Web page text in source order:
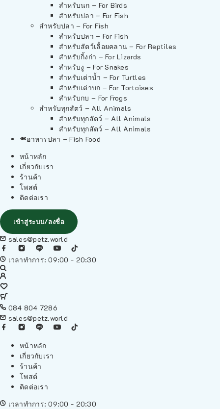
สำหรับนก – For Birds
สำหรับปลา – For Fish
สำหรับปลา – For Fish
สำหรับปลา – For Fish
สำหรับสัตว์เลื้อยคลาน – For Reptiles
สำหรับกิ้งก่า – For Lizards
สำหรับงู – For Snakes
สำหรับเต่าน้ำ – For Turtles
สำหรับเต่าบก – For Tortoises
สำหรับกบ – For Frogs
สำหรับทุกสัตว์ – All Animals
สำหรับทุกสัตว์ – All Animals
สำหรับทุกสัตว์ – All Animals
อาหารปลา – Fish Food
หน้าหลัก
เกี่ยวกับเรา
ร้านค้า
โพสต์
ติดต่อเรา
เข้าสู่ระบบ/ลงชื่อ
sales@petz.world
เวลาทำการ: 09:00 - 20:30
084 804 7286
sales@petz.world
หน้าหลัก
เกี่ยวกับเรา
ร้านค้า
โพสต์
ติดต่อเรา
เวลาทำการ: 09:00 - 20:30